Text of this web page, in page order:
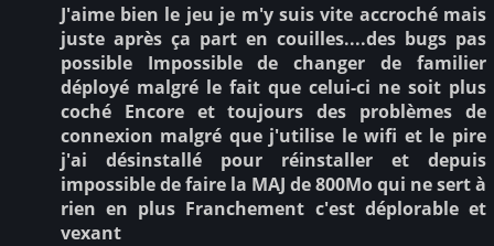
J'aime bien le jeu je m'y suis vite accroché mais
juste après ça part en couilles....des bugs pas
possible Impossible de changer de familier
déployé malgré le fait que celui-ci ne soit plus
coché Encore et toujours des problèmes de
connexion malgré que j'utilise le wifi et le pire
j'ai désinstallé pour réinstaller et depuis
impossible de faire la MAJ de 800Mo qui ne sert à
rien en plus Franchement c'est déplorable et
vexant